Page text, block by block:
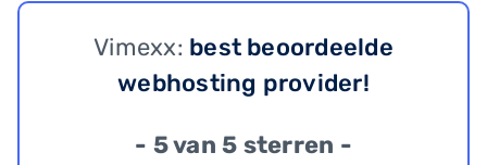
Vimexx: best beoordeelde
webhosting provider!
- 5 van 5 sterren -